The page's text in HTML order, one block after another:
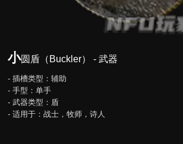
小圆盾（Buckler） - 武器
- 插槽类型：辅助
- 手型：单手
- 武器类型：盾
- 适用于：战士，牧师，诗人